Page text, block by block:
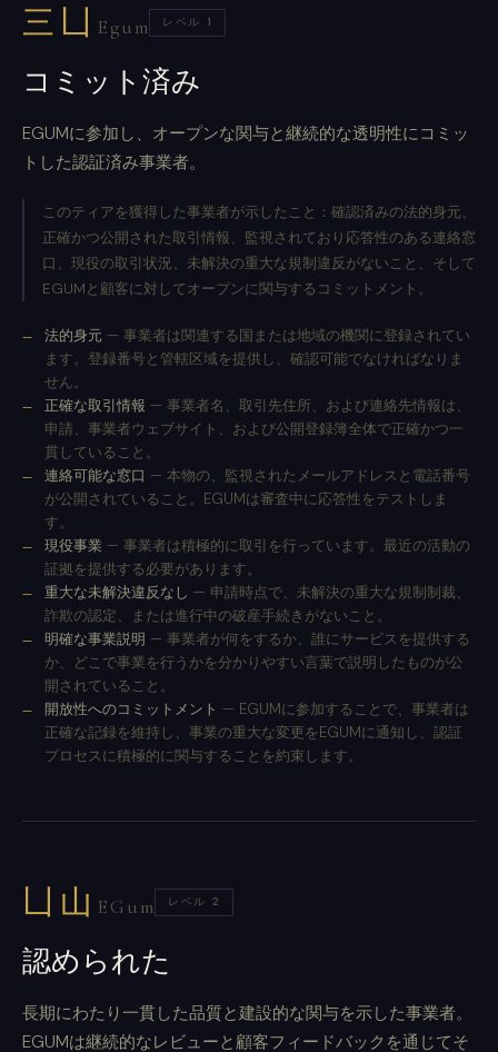
三凵 Egum レベル 1
コミット済み
EGUMに参加し、オープンな関与と継続的な透明性にコミッ
トした認証済み事業者。
このティアを獲得した事業者が示したこと：確認済みの法的身元、
正確かつ公開された取引情報、監視されており応答性のある連絡窓
口、現役の取引状況、未解決の重大な規制違反がないこと、そして
EGUMと顧客に対してオープンに関与するコミットメント。
法的身元 — 事業者は関連する国または地域の機関に登録されてい
ます。登録番号と管轄区域を提供し、確認可能でなければなりま
せん。
正確な取引情報 — 事業者名、取引先住所、および連絡先情報は、
申請、事業者ウェブサイト、および公開登録簿全体で正確かつ一
貫していること。
連絡可能な窓口 — 本物の、監視されたメールアドレスと電話番号
が公開されていること。EGUMは審査中に応答性をテストしま
す。
現役事業 — 事業者は積極的に取引を行っています。最近の活動の
証拠を提供する必要があります。
重大な未解決違反なし — 申請時点で、未解決の重大な規制制裁、
詐欺の認定、または進行中の破産手続きがないこと。
明確な事業説明 — 事業者が何をするか、誰にサービスを提供する
か、どこで事業を行うかを分かりやすい言葉で説明したものが公
開されていること。
開放性へのコミットメント — EGUMに参加することで、事業者は
正確な記録を維持し、事業の重大な変更をEGUMに通知し、認証
プロセスに積極的に関与することを約束します。
凵山 EGum レベル 2
認められた
長期にわたり一貫した品質と建設的な関与を示した事業者。
EGUMは継続的なレビューと顧客フィードバックを通じてそ